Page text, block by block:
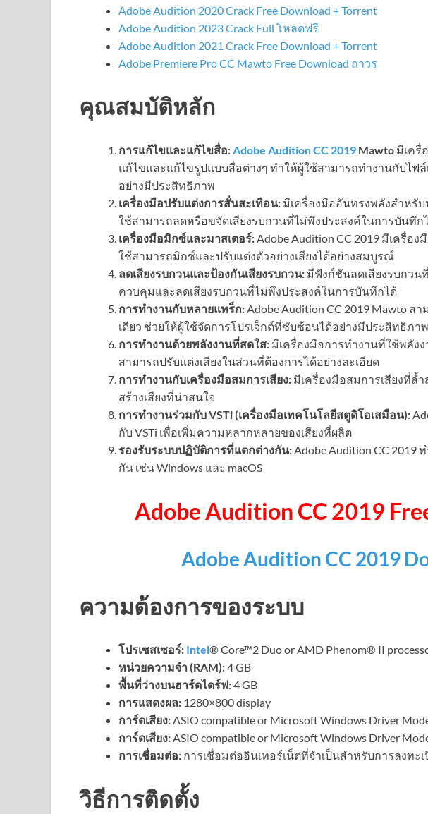
Adobe Audition 2020 Crack Free Download + Torrent
Adobe Audition 2023 Crack Full โหลดฟรี
Adobe Audition 2021 Crack Free Download + Torrent
Adobe Premiere Pro CC Mawto Free Download ถาวร
คุณสมบัติหลัก
การแก้ไขและแก้ไขสื่อ:Adobe Audition CC 2019 Mawto มีเครื่
แก้ไขและแก้ไขรูปแบบสื่อต่างๆ ทำให้ผู้ใช้สามารถทำงานกับไฟ
อย่างมีประสิทธิภาพ
เครื่องมือปรับแต่งการสั่นสะเทือน: มีเครื่องมืออันทรงพลังสำหรับ
ใช้สามารถลดหรือขจัดเสียงรบกวนที่ไม่พึงประสงค์ในการบันทึก
เครื่องมือมิกซ์และมาสเตอร์:Adobe Audition CC 2019 มีเครื่อ
ใช้สามารถมิกซ์และปรับแต่งตัวอย่างเสียงได้อย่างสมบูรณ์
ลดเสียงรบกวนและป้องกันเสียงรบกวน: มีฟังก์ชันลดเสียงรบกวน
ควบคุมและลดเสียงรบกวนที่ไม่พึงประสงค์ในการบันทึกได้
การทำงานกับหลายแทร็ก:Adobe Audition CC 2019 Mawto
เดียว ช่วยให้ผู้ใช้จัดการโปรเจ็กต์ที่ซับซ้อนได้อย่างมีประสิทธิภาพ
การทำงานด้วยพลังงานที่สดใส: มีเครื่องมือการทำงานที่ใช้พลัง
สามารถปรับแต่งเสียงในส่วนที่ต้องการได้อย่างละเอียด
การทำงานกับเครื่องมือสมการเสียง: มีเครื่องมือสมการเสียงที่ล้
สร้างเสียงที่น่าสนใจ
การทำงานร่วมกับ VSTi (เครื่องมือเทคโนโลยีสตูดิโอเสมือน):
กับ VSTi เพื่อเพิ่มความหลากหลายของเสียงที่ผลิต
รองรับระบบปฏิบัติการที่แตกต่างกัน:Adobe Audition CC
กัน เช่น Windows และ macOS
Adobe Audition CC 2019
Adobe Audition CC 2019
ความต้องการของระบบ
โปรเซสเซอร์: Intel® Core™2 Duo or AMD Phenom® II
หน่วยความจำ (RAM):4 GB
พื้นที่ว่างบนฮาร์ดไดร์ฟ:4 GB
การแสดงผล: 1280×800 display
การ์ดเสียง:ASIO compatible or Microsoft Windows Driver
การ์ดเสียง:ASIO compatible or Microsoft Windows Driver
การเชื่อมต่อ: การเชื่อมต่ออินเทอร์เน็ตที่จำเป็นสำหรับการลงทะ
วิธีการติดตั้ง